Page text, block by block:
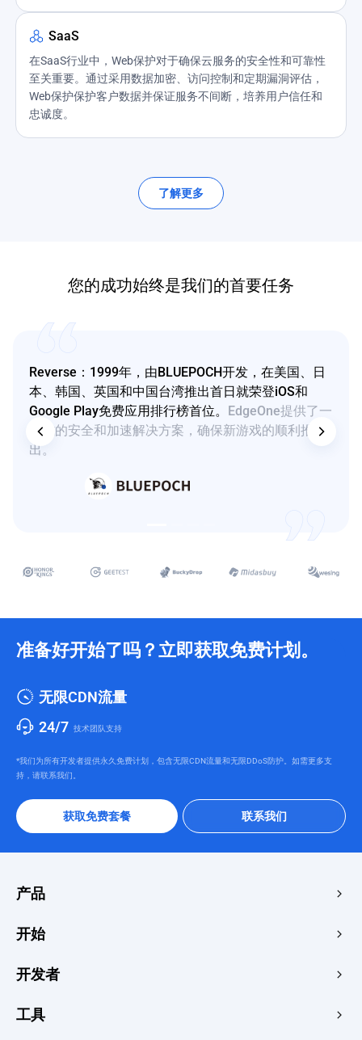
SaaS
在SaaS行业中，Web保护对于确保云服务的安全性和可靠性
至关重要。通过采用数据加密、访问控制和定期漏洞评估，
Web保护保护客户数据并保证服务不间断，培养用户信任和
忠诚度。
了解更多
您的成功始终是我们的首要任务
Reverse：1999年，由BLUEPOCH开发，在美国、日
本、韩国、英国和中国台湾推出首日就荣登iOS和
Google Play免费应用排行榜首位。 EdgeOne提供了一
站式的安全和加速解决方案，确保新游戏的顺利推
出。
准备好开始了吗？立即获取免费计划。
无限CDN流量
24/7 技术团队支持
*我们为所有开发者提供永久免费计划，包含无限CDN流量和无限DDoS防护。如需更多支
持，请联系我们。
获取免费套餐 联系我们
产品
边缘加速与安全
边缘函数
开始
价格中心
控制台
开发者
文档
工具